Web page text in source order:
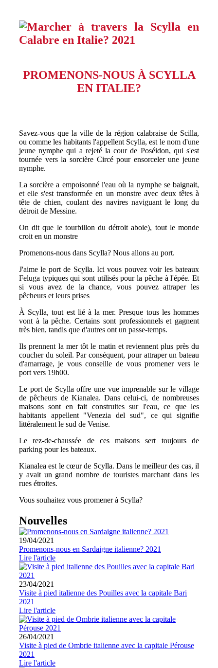
PROMENONS-NOUS À SCYLLA
EN ITALIE?
Savez-vous que la ville de la région calabraise de Scilla,
ou comme les habitants l'appellent Scylla, est le nom d'une
jeune nymphe qui a rejeté la cour de Poséidon, qui s'est
tournée vers la sorcière Circé pour ensorceler une jeune
nymphe.
La sorcière a empoisonné l'eau où la nymphe se baignait,
et elle s'est transformée en un monstre avec deux têtes à
tête de chien, coulant des navires naviguant le long du
détroit de Messine.
On dit que le tourbillon du détroit aboie), tout le monde
croit en un monstre
Promenons-nous dans Scylla? Nous allons au port.
J'aime le port de Scylla. Ici vous pouvez voir les bateaux
Feluga typiques qui sont utilisés pour la pêche à l'épée. Et
si vous avez de la chance, vous pouvez attraper les
pêcheurs et leurs prises
À Scylla, tout est lié à la mer. Presque tous les hommes
vont à la pêche. Certains sont professionnels et gagnent
très bien, tandis que d'autres ont un passe-temps.
Ils prennent la mer tôt le matin et reviennent plus près du
coucher du soleil. Par conséquent, pour attraper un bateau
d'amarrage, je vous conseille de vous promener vers le
port vers 19h00.
Le port de Scylla offre une vue imprenable sur le village
de pêcheurs de Kianalea. Dans celui-ci, de nombreuses
maisons sont en fait construites sur l'eau, ce que les
habitants appellent "Venezia del sud", ce qui signifie
littéralement le sud de Venise.
Le rez-de-chaussée de ces maisons sert toujours de
parking pour les bateaux.
Kianalea est le cœur de Scylla. Dans le meilleur des cas, il
y avait un grand nombre de touristes marchant dans les
rues étroites.
Vous souhaitez vous promener à Scylla?
Nouvelles
19/04/2021
Promenons-nous en Sardaigne italienne? 2021
Lire l'article
23/04/2021
Visite à pied italienne des Pouilles avec la capitale Bari
2021
Lire l'article
26/04/2021
Visite à pied de Ombrie italienne avec la capitale Pérouse
2021
Lire l'article